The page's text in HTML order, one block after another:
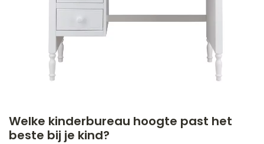
Welke kinderbureau hoogte past het
beste bij je kind?